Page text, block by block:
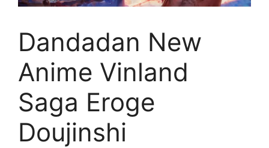
Dandadan New
Anime Vinland
Saga Eroge
Doujinshi